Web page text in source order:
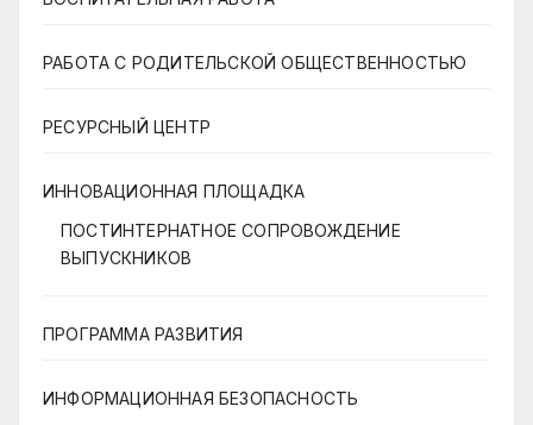
РАБОТА С РОДИТЕЛЬСКОЙ ОБЩЕСТВЕННОСТЬЮ
РЕСУРСНЫЙ ЦЕНТР
ИННОВАЦИОННАЯ ПЛОЩАДКА
ПОСТИНТЕРНАТНОЕ СОПРОВОЖДЕНИЕ
ВЫПУСКНИКОВ
ПРОГРАММА РАЗВИТИЯ
ИНФОРМАЦИОННАЯ БЕЗОПАСНОСТЬ